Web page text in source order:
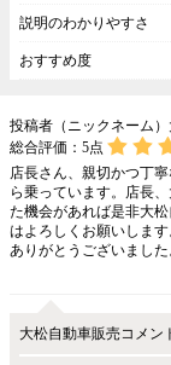
説明のわかりやすさ
おすすめ度
投稿者（ニックネーム
総合評価： 5点
店長さん、親切かつ丁
ら乗っています。店長
た機会があれば是非大
はよろしくお願いしま
ありがとうございました
大松自動車販売コメン